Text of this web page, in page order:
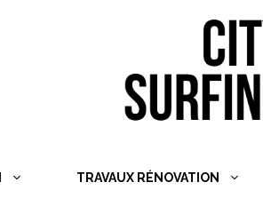
TRAVAUX RÉNOVATION